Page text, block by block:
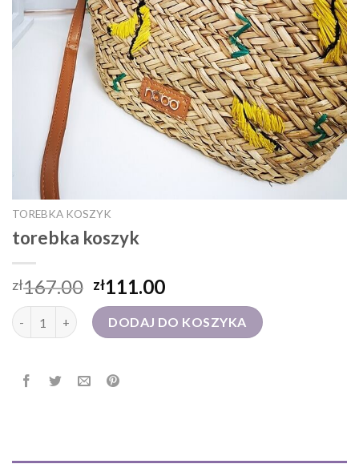
TOREBKA KOSZYK
torebka koszyk
zł167.00 zł111.00
ilość torebka koszykDODAJ DO KOSZYKA